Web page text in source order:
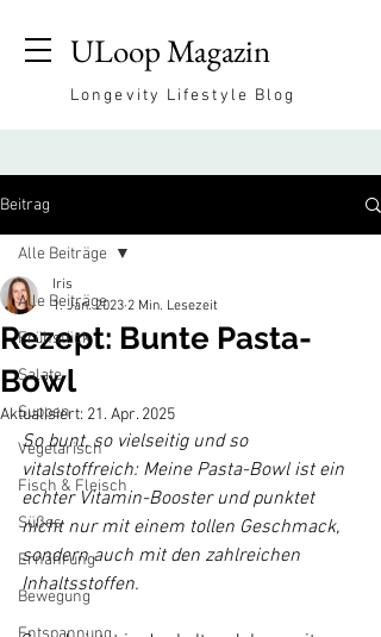
ULoop Magazin
Longevity Lifestyle Blog
Beitrag
Alle Beiträge
Frühstück
Salate
Suppen
Vegetarisch
Fisch & Fleisch
Süßes
Ernährung
Bewegung
Alle Beiträge
Rezept: Bunte Pasta-
Bowl
Iris
1. Jan. 2023 2 Min. Lesezeit
Aktualisiert: 21. Apr. 2025
So bunt, so vielseitig und so
vitalstoffreich: Meine Pasta-Bowl ist ein
echter Vitamin-Booster und punktet
nicht nur mit einem tollen Geschmack,
sondern auch mit den zahlreichen
Inhaltsstoffen.